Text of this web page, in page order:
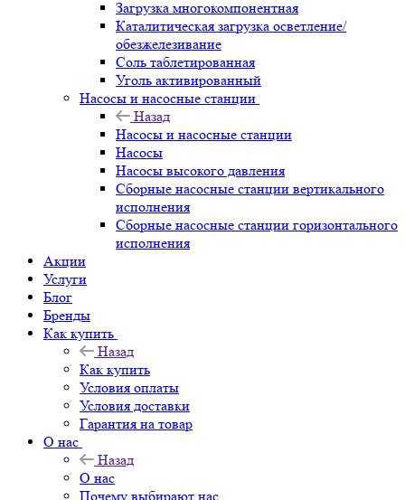
Загрузка многокомпонентная
Каталитическая загрузка осветление/
обезжелезивание
Соль таблетированная
Уголь активированный
Насосы и насосные станции
Назад
Насосы и насосные станции
Насосы
Насосы высокого давления
Сборные насосные станции вертикального
исполнения
Сборные насосные станции горизонтального
исполнения
Акции
Услуги
Блог
Бренды
Как купить
Назад
Как купить
Условия оплаты
Условия доставки
Гарантия на товар
О нас
Назад
О нас
Почему выбирают нас